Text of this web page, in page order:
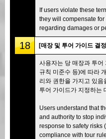
If users violate these
they will compensate
regarding damages or
18 [매장 및 투어 가이드 결
사용자는 당 매장과 투어
규칙 미준수 등)에 따라
리와 권한을 가지고 있
투어 가이드가 지정하는
Users understand that
and authority to stop
response to safety risks
compliance with tour